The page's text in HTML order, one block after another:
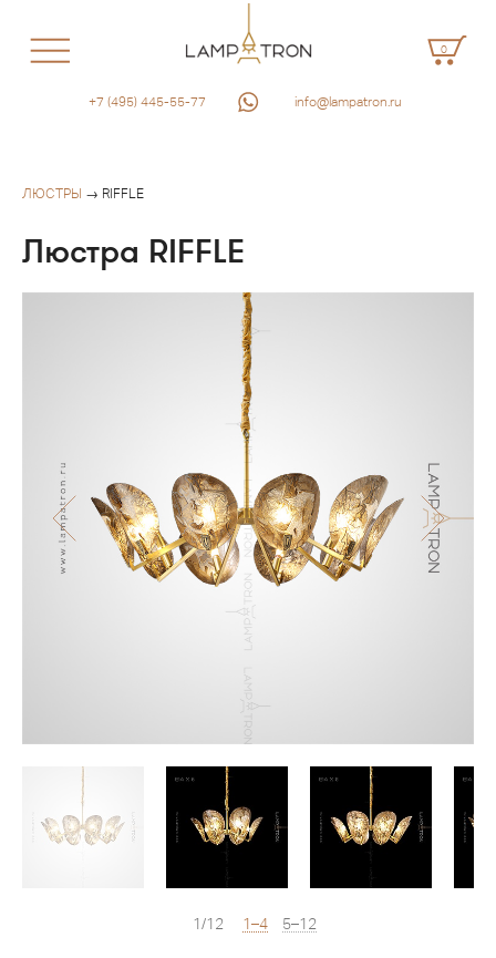
0
+7 (495) 445-55-77 info@lampatron.ru
ЛЮСТРЫ → RIFFLE
Люстра RIFFLE
1/12 1–4 5–12